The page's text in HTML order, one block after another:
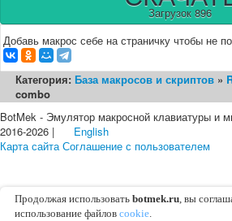
Загрузок 896
Добавь макрос себе на страничку чтобы не
Категория: База макросов и скриптов »
combo
BotMek - Эмулятор макросной клавиатуры и
2016-2026 |
English
Карта сайта Соглашение с пользователем